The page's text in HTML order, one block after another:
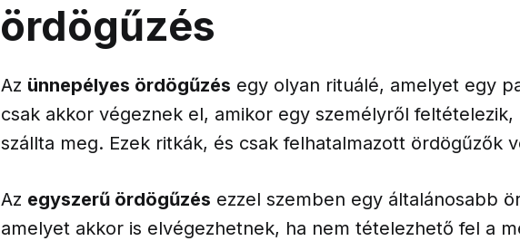
ördögűzés
Az ünnepélyes ördögűzés egy olyan rituálé, amelyet egy
csak akkor végeznek el, amikor egy személyről feltételezik,
szállta meg. Ezek ritkák, és csak felhatalmazott ördögűzők
Az egyszerű ördögűzés ezzel szemben egy általánosabb
amelyet akkor is elvégezhetnek, ha nem tételezhető fel a